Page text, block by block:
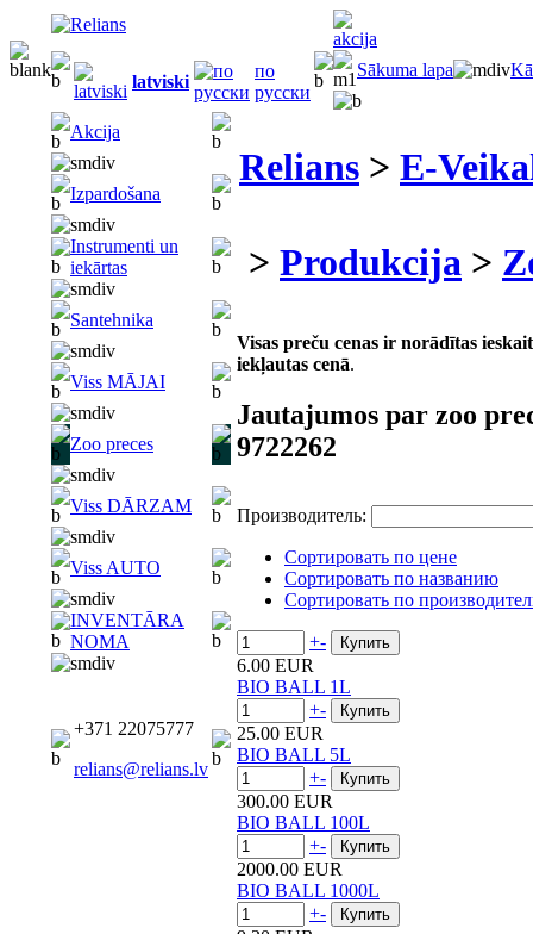
latviski
по
русски
Sākuma lapa
Akcija
Izpardošana
Instrumenti un
iekārtas
Santehnika
Viss MĀJAI
Zoo preces
Viss DĀRZAM
Viss AUTO
INVENTĀRA
NOMA
+371 22075777
relians@relians.lv
Relians > E-
> Produkcija >
Visas preču cenas ir norādītas
iekļautas cenā.
Jautajumos par zoo
9722262
Производитель:
Сортировать по цене
Сортировать по названию
Сортировать по
+-
6.00 EUR
BIO BALL 1L
+-
25.00 EUR
BIO BALL 5L
+-
300.00 EUR
BIO BALL 100L
+-
2000.00 EUR
BIO BALL 1000L
+-